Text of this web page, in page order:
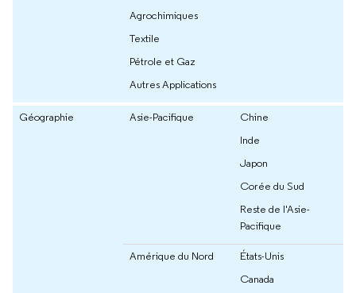
Agrochimiques
Textile
Pétrole et Gaz
Autres Applications
Géographie Asie-Pacifique
Chine
Inde
Japon
Corée du Sud
Reste de l'Asie-
Pacifique
Amérique du Nord
États-Unis
Canada